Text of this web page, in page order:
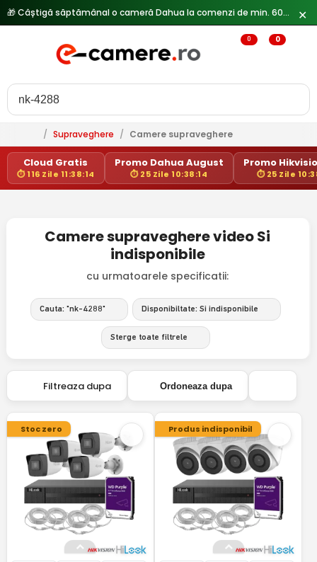
🎁 Câștigă săptămânal o cameră Dahua la comenzi de min. 600 lei — ✕
0 0
/ Supraveghere / Camere supraveghere
Cloud Gratis
⏱ 116 Zile 11:38:14
Promo Dahua August
⏱ 25 Zile 10:38:14
Promo
⏱ 25 Zile
Camere supraveghere video Si
indisponibile
cu urmatoarele specificatii:
Cauta: "nk-4288" Disponibiltate: Si indisponibile
Sterge toate filtrele
Filtreaza dupa Ordoneaza dupa
Stoc zero Produs indisponibil